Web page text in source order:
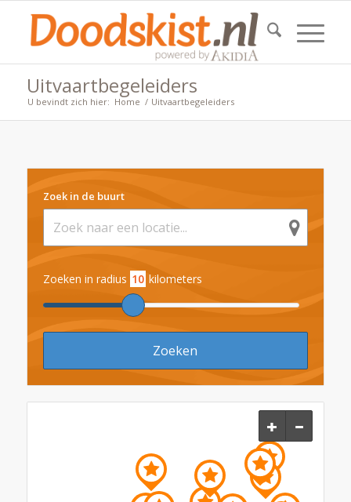
Uitvaartbegeleiders
U bevindt zich hier: Home / Uitvaartbegeleiders
Zoek in de buurt
Zoeken in radius 10 kilometers